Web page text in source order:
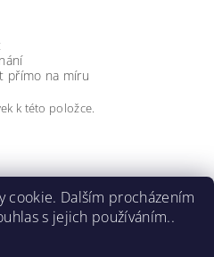
přímo na míru
k této položce.
cookie. Dalším procházením
s jejich používáním..